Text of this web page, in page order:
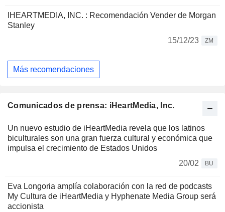
IHEARTMEDIA, INC. : Recomendación Vender de Morgan
Stanley
15/12/23
ZM
Más recomendaciones
Comunicados de prensa: iHeartMedia, Inc.
Un nuevo estudio de iHeartMedia revela que los latinos
biculturales son una gran fuerza cultural y económica que
impulsa el crecimiento de Estados Unidos
20/02
BU
Eva Longoria amplía colaboración con la red de podcasts
My Cultura de iHeartMedia y Hyphenate Media Group será
accionista